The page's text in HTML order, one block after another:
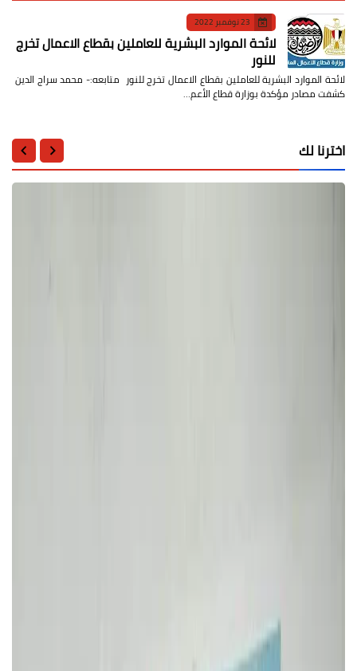
23 نوفمبر 2022
لائحة الموارد البشرية للعاملين بقطاع الاعمال تخرج
للنور
لائحة الموارد البشرية للعاملين بقطاع الاعمال تخرج للنور متابعه:- محمد سراج الدين
كشفت مصادر مؤكدة بوزارة قطاع الأعم…
اخترنا لك